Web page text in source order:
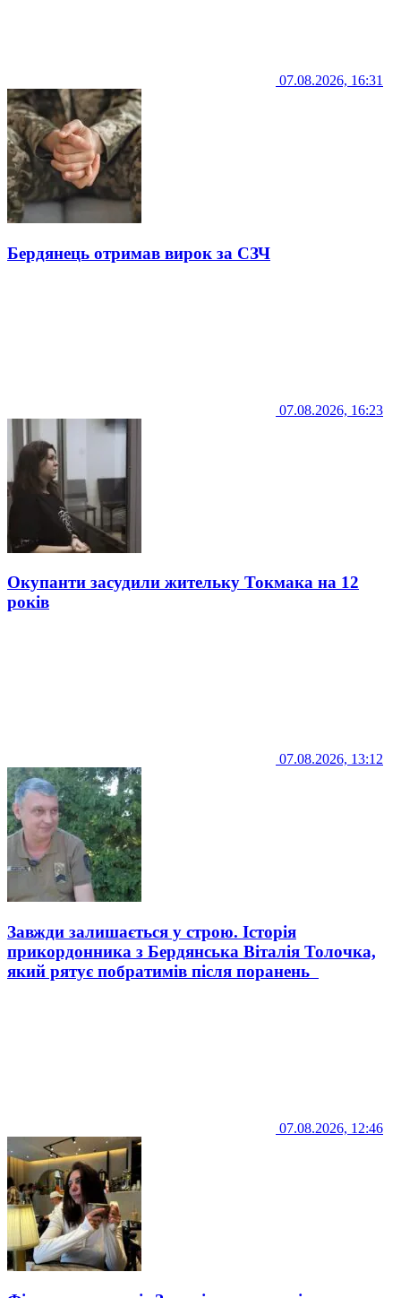
07.08.2026, 16:31
Бердянець отримав вирок за СЗЧ
07.08.2026, 16:23
Окупанти засудили жительку Токмака на 12
років
07.08.2026, 13:12
Завжди залишається у строю. Історія
прикордонника з Бердянська Віталія Толочка,
який рятує побратимів після поранень
07.08.2026, 12:46